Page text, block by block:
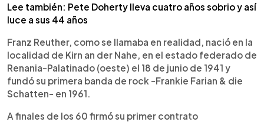
Lee también: Pete Doherty lleva cuatro años sobrio y así
luce a sus 44 años
Franz Reuther, como se llamaba en realidad, nació en la
localidad de Kirn an der Nahe, en el estado federado de
Renania-Palatinado (oeste) el 18 de junio de 1941 y
fundó su primera banda de rock -Frankie Farian & die
Schatten- en 1961.
A finales de los 60 firmó su primer contrato